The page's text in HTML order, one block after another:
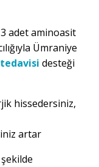
adet aminoasit
Ümraniye
desteği
hissedersiniz,
artar